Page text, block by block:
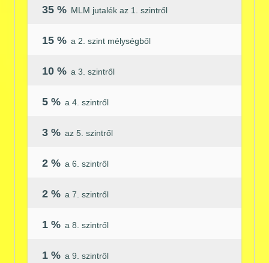
35 % MLM jutalék az 1. szintről
15 % a 2. szint mélységből
10 % a 3. szintről
5 % a 4. szintről
3 % az 5. szintről
2 % a 6. szintről
2 % a 7. szintről
1 % a 8. szintről
1 % a 9. szintről